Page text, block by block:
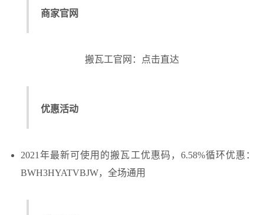
商家官网
搬瓦工官网：点击直达
优惠活动
2021年最新可使用的搬瓦工优惠码，6.58%循环优惠：
BWH3HYATVBJW，全场通用